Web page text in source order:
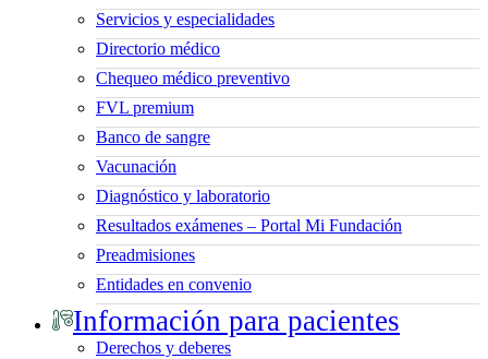
Servicios y especialidades
Directorio médico
Chequeo médico preventivo
FVL premium
Banco de sangre
Vacunación
Diagnóstico y laboratorio
Resultados exámenes – Portal Mi Fundación
Preadmisiones
Entidades en convenio
Información para pacientes
Derechos y deberes